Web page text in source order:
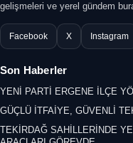
gelişmeleri ve yerel gündem
Facebook X Instagram
Son Haberler
YENİ PARTİ ERGENE İLÇE
GÜÇLÜ İTFAİYE, GÜVENLİ
TEKİRDAĞ SAHİLLERİNDE